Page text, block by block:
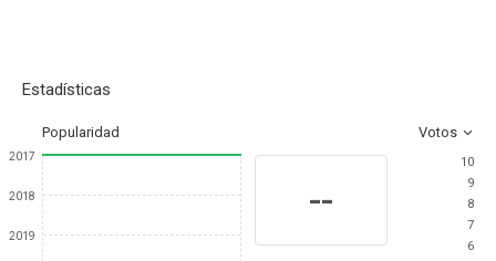
Estadísticas
Popularidad Votos
2017
2018
2019
--
10
9
8
7
6